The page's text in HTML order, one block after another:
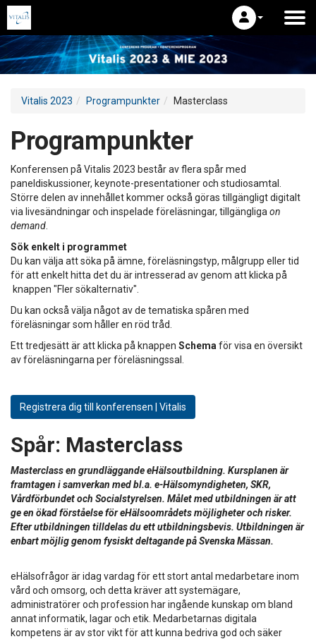
Vitalis 2023 Programpunkter Masterclass
Programpunkter
Konferensen på Vitalis 2023 består av flera spår med
paneldiskussioner, keynote-presentationer och studiosamtal.
Större delen av innehållet kommer också göras tillgängligt digitalt
via livesändningar och inspelade föreläsningar, tillgängliga on
demand
Sök enkelt i programmet
Du kan välja att söka på ämne, föreläsningstyp, målgrupp eller tid
för att enkelt hitta det du är intresserad av genom att klicka på
knappen "Fler sökalternativ".
Du kan också välja något av de tematiska spåren med
föreläsningar som håller en röd tråd.
Ett tredjesätt är att klicka på knappen Schema för visa en översikt
av föreläsningarna per föreläsningssal.
Registrera dig till konferensen | Vitalis
Spår: Masterclass
Masterclass en grundläggande eHälsoutbildning. Kursplanen är
framtagen i samverkan med bl.a. e-Hälsomyndigheten, SKR,
Vårdförbundet och Socialstyrelsen. Målet med utbildningen är att
ge en ökad förståelse för eHälsoområdets möjligheter och risker.
Efter utbildningen tilldelas du ett utbildningsbevis. Utbildningen är
enbart möjlig genom fysiskt deltagande på Svenska Mässan.
eHälsofrågor är idag vardag för ett stort antal medarbetare inom
vård och omsorg, och detta kräver att systemägare,
administratörer och profession har ingående kunskap om bland
annat informatik, lagar och etik. Medarbetarnas digitala
kompetens är av stor vikt för att kunna bedriva god och säker